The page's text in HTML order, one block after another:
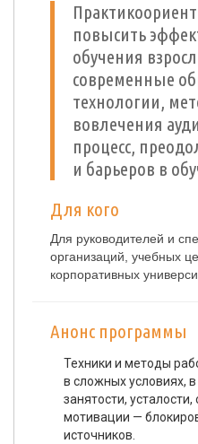
повысить
обучения
современные
технологии,
вовлечения
процесс,
и барьеров в
Для кого
Для руководителей и
организаций, учебных
корпоративных
Анонс программы
Техники и методы
в сложных условиях,
занятости,
мотивации —
источников.